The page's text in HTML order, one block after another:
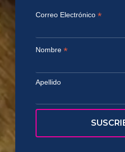
Correo Electrónico *
Nombre *
Apellido